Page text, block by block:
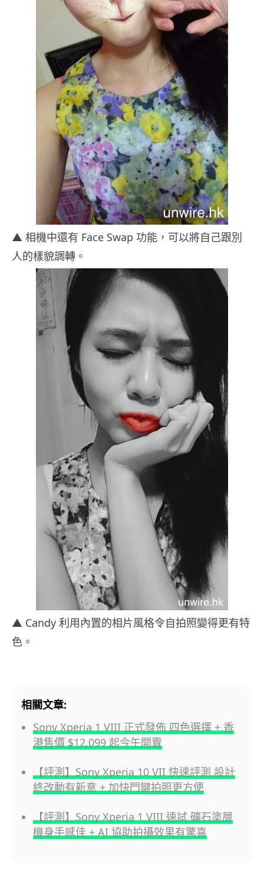
▲ 相機中還有 Face Swap 功能，可以將自己跟別
人的樣貌調轉。
▲ Candy 利用內置的相片風格令自拍照變得更有特
色。
相關文章:
Sony Xperia 1 VIII 正式發佈 四色選擇 + 香
港售價 $12,099 起今午開賣
【評測】Sony Xperia 10 VII 快速評測 設計
終改動有新意 + 加快門鍵拍照更方便
【評測】Sony Xperia 1 VIII 速試 礦石塗層
機身手感佳 + AI 協助拍攝效果有驚喜